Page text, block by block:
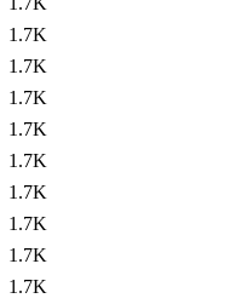
1.7K
1.7K
1.7K
1.7K
1.7K
1.7K
1.7K
1.7K
1.7K